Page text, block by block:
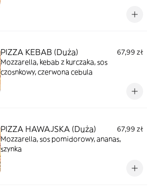
PIZZA KEBAB (Duża)
67,99 zł
Mozzarella, kebab z kurczaka, sos
czosnkowy, czerwona cebula
PIZZA HAWAJSKA (Duża)
67,99 zł
Mozzarella, sos pomidorowy, ananas,
szynka